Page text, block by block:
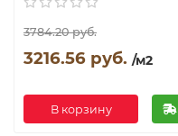
3784.20 руб.
3216.56 руб. /м2
В корзину